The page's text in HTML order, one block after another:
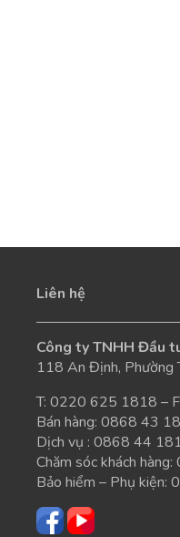
Liên hệ
Công ty TNHH Đầu
118 An Định, Phường
T: 0220 625 1818 –
Bán hàng: 0868 43
Dịch vụ : 0868 44
Chăm sóc khách hàng:
Bảo hiểm – Phụ kiện: